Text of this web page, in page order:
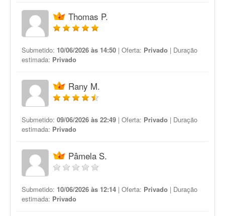
Thomas P.
Submetido: 10/06/2026 às 14:50 | Oferta: Privado | Duração
estimada: Privado
Rany M.
Submetido: 09/06/2026 às 22:49 | Oferta: Privado | Duração
estimada: Privado
Pâmela S.
Submetido: 10/06/2026 às 12:14 | Oferta: Privado | Duração
estimada: Privado